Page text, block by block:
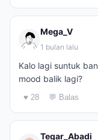
Mega_V
1 bulan lalu
Kalo lagi suntuk
mood balik lagi?
♥ 28 💬 Balas
Tegar_Abadi